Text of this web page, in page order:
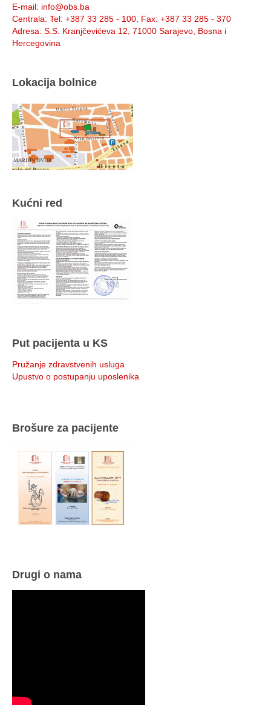
E-mail: info@obs.ba
Centrala: Tel: +387 33 285 - 100, Fax: +387 33 285 - 370
Adresa: S.S. Kranjčevićeva 12, 71000 Sarajevo, Bosna i
Hercegovina
Lokacija bolnice
Kućni red
Put pacijenta u KS
Pružanje zdravstvenih usluga
Upustvo o postupanju uposlenika
Brošure za pacijente
Drugi o nama